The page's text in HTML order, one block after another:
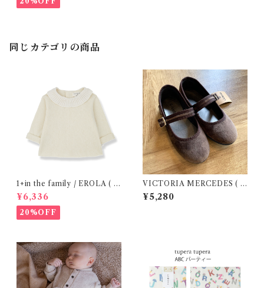
同じカテゴリの商品
1+in the family / EROLA ( 2
4m )
¥6,336
20%OFF
VICTORIA MERCEDES ( 2
9-34 / Testa )
¥5,280